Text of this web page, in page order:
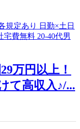
万円以上！
て高収入♪/...